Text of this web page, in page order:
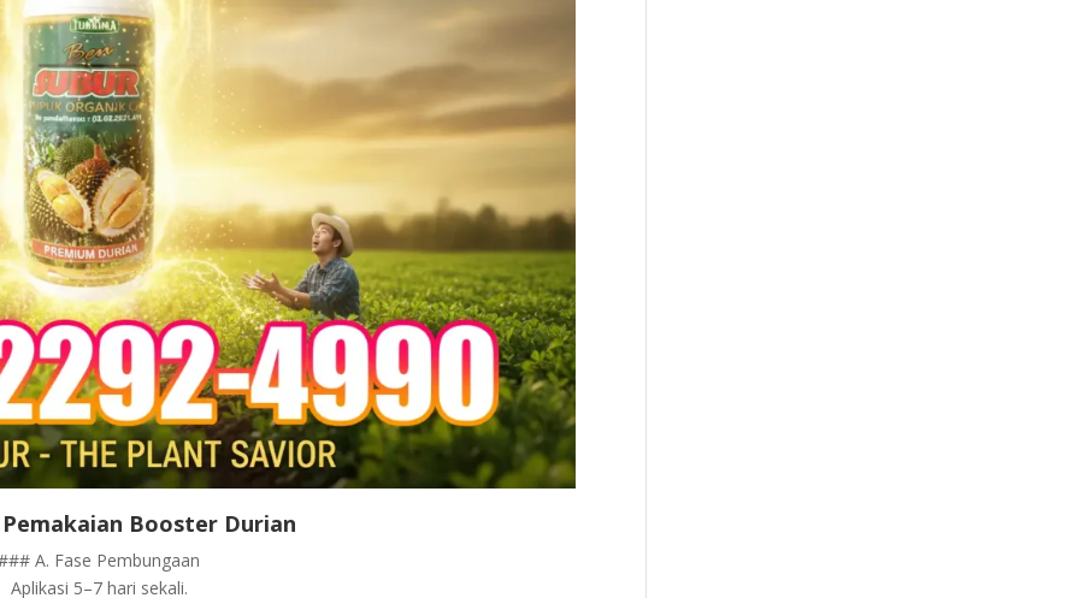
Pemakaian Booster Durian
A. Fase Pembungaan
Aplikasi 5–7 hari sekali.